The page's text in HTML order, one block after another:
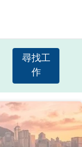
尋找工
作